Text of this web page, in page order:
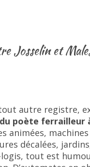
Josselin et
autre registre,
poète ferrailleur
animées,
décalées,
logis, tout est